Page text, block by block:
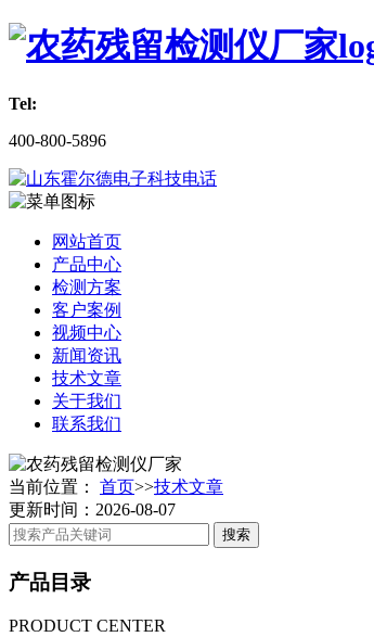
Tel:
400-800-5896
网站首页
产品中心
检测方案
客户案例
视频中心
新闻资讯
技术文章
关于我们
联系我们
当前位置： 首页>>技术文章
更新时间：2026-08-07
产品目录
PRODUCT CENTER